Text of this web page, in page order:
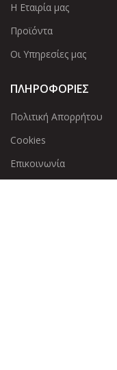
Η Εταιρία μας
Προϊόντα
Οι Υπηρεσίες μας
ΠΛΗΡΟΦΟΡΙΕΣ
Πολιτική Απορρήτου
Cookies
Επικοινωνία